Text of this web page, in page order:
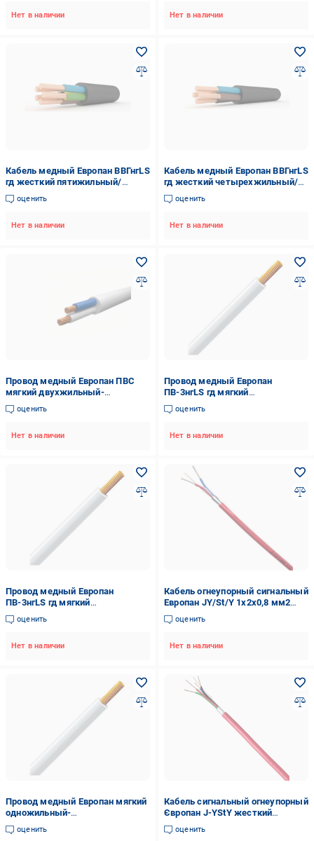
Нет в наличии Нет в наличии
Кабель медный Европан ВВГнгLS
гд жесткий пятижильный/
однопроволочный 5х25 мм2
(121064-1C)
оценить
Нет в наличии
Кабель медный Европан ВВГнгLS
гд жесткий четырехжильный/
однопроволочный 4х6 мм2
(1189004-1C)
оценить
Нет в наличии
Провод медный Европан ПВС
мягкий двухжильный-
многопроволочный 2х0,75 мм2
(43716EK-1C)
оценить
Нет в наличии
Провод медный Европан
ПВ-3нгLS гд мягкий
одножильный-
многопроволочный 10 мм2
оценить
Нет в наличии
Провод медный Европан
ПВ-3нгLS гд мягкий
одножильный-
многопроволочный 50 мм2
оценить
Нет в наличии
Кабель огнеупорный сигнальный
Европан JY/St/Y 1х2х0,8 мм2
Красный (122066-1C)
оценить
Нет в наличии
Провод медный Европан мягкий
одножильный-
многопроволочный ПВ-3нгLS/гд
16 мм2 Белый (1381784-1C)
оценить
Кабель сигнальный огнеупорный
Європан J-YStY жесткий
сигнальный 2х2х0,8 мм2
(120831-1C)
оценить